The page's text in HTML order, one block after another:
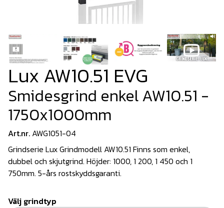
Lux AW10.51 EVG
Smidesgrind enkel AW10.51 -
1750x1000mm
Art.nr. AWG1051-04
Grindserie Lux Grindmodell AW10.51 Finns som enkel,
dubbel och skjutgrind. Höjder: 1000, 1 200, 1 450 och 1
750mm. 5-års rostskyddsgaranti.
Välj grindtyp